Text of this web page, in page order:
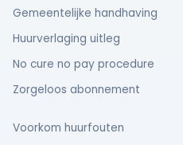
Gemeentelijke handhaving
Huurverlaging uitleg
No cure no pay procedure
Zorgeloos abonnement
Voorkom huurfouten